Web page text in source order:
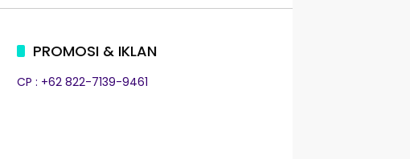
PROMOSI & IKLAN
CP : +62 822-7139-9461